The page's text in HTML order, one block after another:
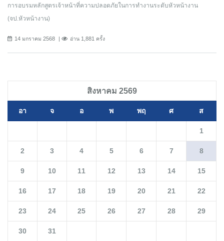
การอบรมหลักสูตรเจ้าหน้าที่ความปลอดภัยในการทํางานระดับหัวหน้างาน
(จป.หัวหน้างาน)
14 มกราคม 2568 อ่าน 1,881 ครั้ง
สิงหาคม 2569
อา จ อ พ พฤ ศ ส
1
2 3 4 5 6 7 8
9 10 11 12 13 14 15
16 17 18 19 20 21 22
23 24 25 26 27 28 29
30 31